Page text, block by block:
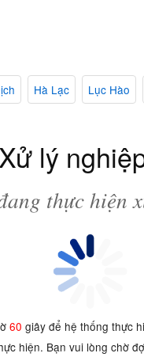
Hà Lạc Lục Hào
Xử lý
thực hiện
60 giây để hệ thống thực
hiện. Bạn vui lòng chờ